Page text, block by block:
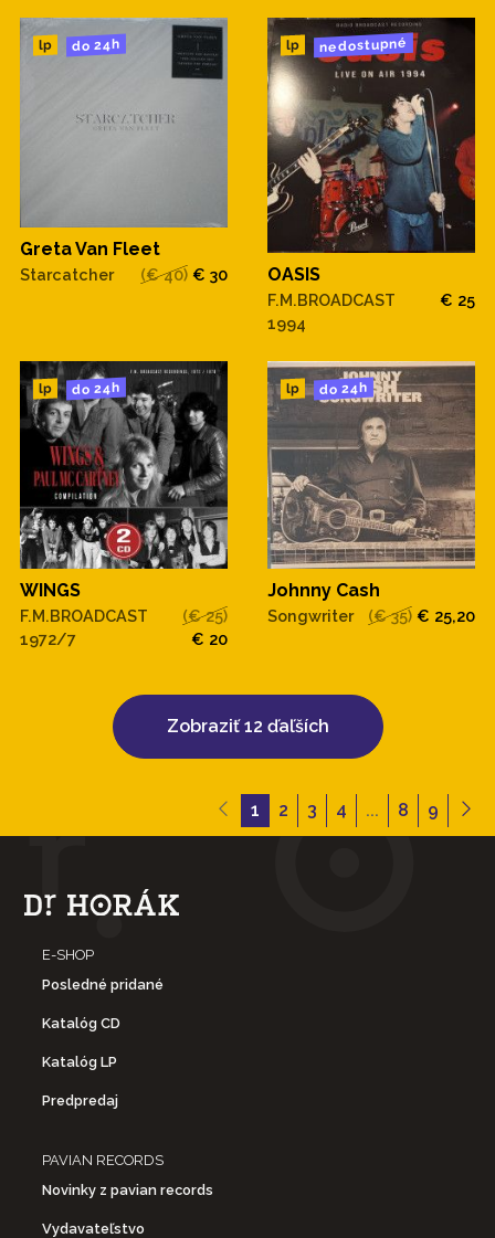
lp do 24h
Greta Van Fleet
Starcatcher (€ 40) € 30
lp nedostupné
OASIS
F.M.BROADCAST
1994
€ 25
lp do 24h
WINGS
F.M.BROADCAST
1972/7
(€ 25)
€ 20
lp do 24h
Johnny Cash
Songwriter (€ 35) € 25,20
Zobraziť 12 ďaľších
1 2 3 4 ... 8 9
E-SHOP
Posledné pridané
Katalóg CD
Katalóg LP
Predpredaj
PAVIAN RECORDS
Novinky z pavian records
Vydavateľstvo